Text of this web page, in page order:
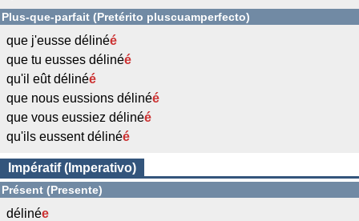
Plus-que-parfait (Pretérito pluscuamperfecto)
que j'eusse délinéé
que tu eusses délinéé
qu'il eût délinéé
que nous eussions délinéé
que vous eussiez délinéé
qu'ils eussent délinéé
Impératif (Imperativo)
Présent (Presente)
délinée